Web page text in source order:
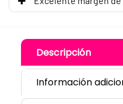
Descripción
Información